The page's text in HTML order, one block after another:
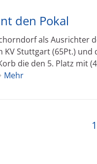
den Pokal
als Ausrichter
Stuttgart (65Pt.) und
die den 5. Platz mit
Mehr
1